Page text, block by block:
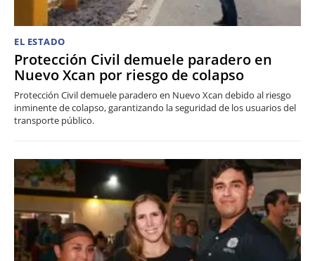
EL ESTADO
Protección Civil demuele paradero en
Nuevo Xcan por riesgo de colapso
Protección Civil demuele paradero en Nuevo Xcan debido al riesgo
inminente de colapso, garantizando la seguridad de los usuarios del
transporte público.